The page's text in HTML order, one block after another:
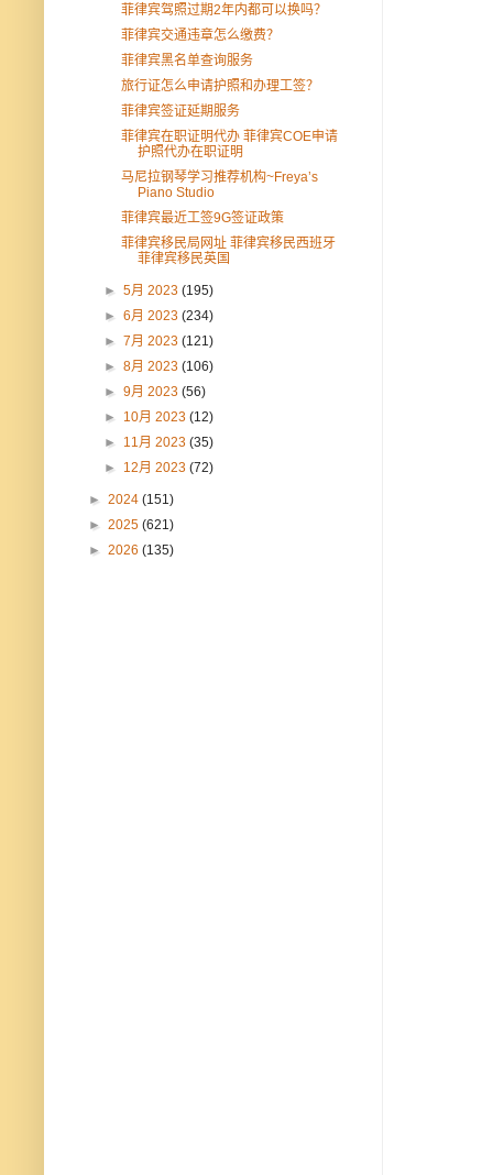
菲律宾驾照过期2年内都可以换吗？
菲律宾交通违章怎么缴费？
菲律宾黑名单查询服务
旅行证怎么申请护照和办理工签？
菲律宾签证延期服务
菲律宾在职证明代办 菲律宾COE申请
护照代办在职证明
马尼拉钢琴学习推荐机构~Freya’s
Piano Studio
菲律宾最近工签9G签证政策
菲律宾移民局网址 菲律宾移民西班牙
菲律宾移民英国
►5月 2023(195)
►6月 2023(234)
►7月 2023(121)
►8月 2023(106)
►9月 2023(56)
► 10月 2023(12)
► 11月 2023(35)
► 12月 2023(72)
► 2024 (151)
► 2025 (621)
► 2026 (135)